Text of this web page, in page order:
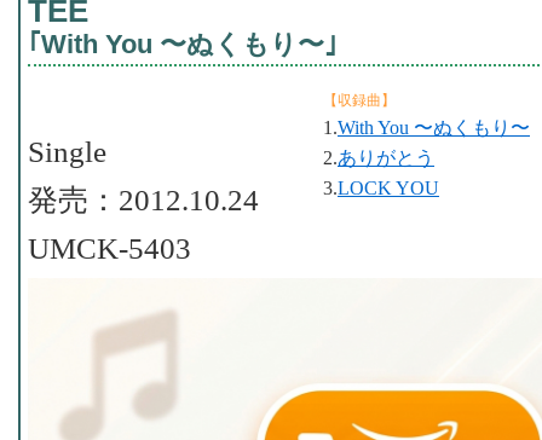
TEE
｢With You 〜ぬくもり〜｣
【収録曲】
1.With You 〜ぬくもり〜
2.ありがとう
3.LOCK YOU
Single
発売：2012.10.24
UMCK-5403